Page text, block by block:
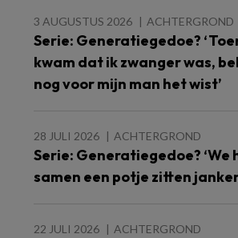
3 AUGUSTUS 2026 ACHTERGROND
Serie: Generatiegedoe?
kwam dat ik zwanger was,
nog voor mijn man het wist’
28 JULI 2026 ACHTERGROND
Serie: Generatiegedoe? ‘We
samen een potje zitten
22 JULI 2026 ACHTERGROND